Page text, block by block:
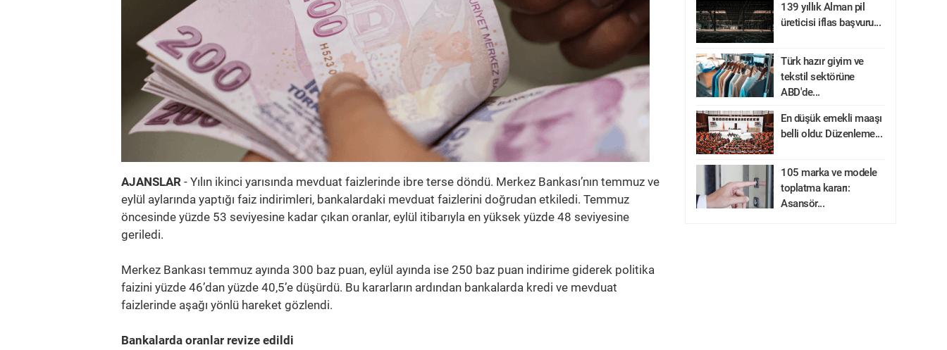
AJANSLAR - Yılın ikinci yarısında mevduat faizlerinde ibre terse döndü. Merkez Bankası’nın temmuz ve
eylül aylarında yaptığı faiz indirimleri, bankalardaki mevduat faizlerini doğrudan etkiledi. Temmuz
öncesinde yüzde 53 seviyesine kadar çıkan oranlar, eylül itibarıyla en yüksek yüzde 48 seviyesine
geriledi.
Merkez Bankası temmuz ayında 300 baz puan, eylül ayında ise 250 baz puan indirime giderek politika
faizini yüzde 46’dan yüzde 40,5’e düşürdü. Bu kararların ardından bankalarda kredi ve mevduat
faizlerinde aşağı yönlü hareket gözlendi.
Bankalarda oranlar revize edildi
139 yıllık Alman pil
üreticisi iflas başvuru...
Türk hazır giyim ve
tekstil sektörüne
ABD'de...
En düşük emekli maaşı
belli oldu: Düzenleme...
105 marka ve modele
toplatma kararı:
Asansör...